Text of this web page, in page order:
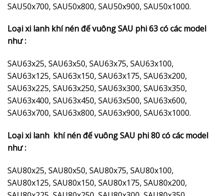
SAU50x700, SAU50x800, SAU50x900, SAU50x1000.
Loại xi lanh khí nén đế vuông SAU phi 63 có các model
như :
SAU63x25, SAU63x50, SAU63x75, SAU63x100,
SAU63x125, SAU63x150, SAU63x175, SAU63x200,
SAU63x225, SAU63x250, SAU63x300, SAU63x350,
SAU63x400, SAU63x450, SAU63x500, SAU63x600,
SAU63x700, SAU63x800, SAU63x900, SAU63x1000.
Loại xi lanh khí nén đế vuông SAU phi 80 có các model
như :
SAU80x25, SAU80x50, SAU80x75, SAU80x100,
SAU80x125, SAU80x150, SAU80x175, SAU80x200,